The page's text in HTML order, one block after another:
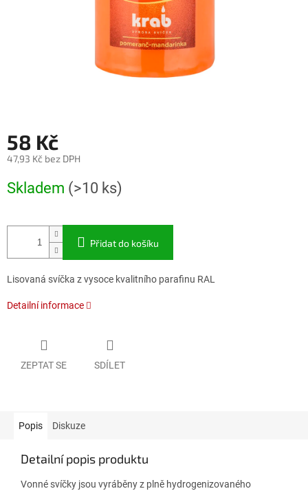
58 Kč
47,93 Kč bez DPH
cena:
Skladem (>10 ks)
Přidat do košíku
Lisovaná svíčka z vysoce kvalitního parafinu RAL
Detailní informace
ZEPTAT SE SDÍLET
Popis Diskuze
Detailní popis produktu
Vonné svíčky jsou vyráběny z plně hydrogenizovaného